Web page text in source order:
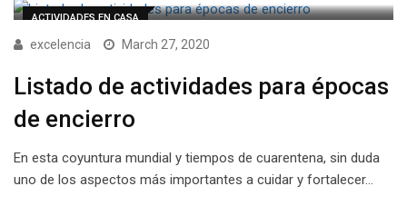
ACTIVIDADES EN CASA
excelencia March 27, 2020
Listado de actividades para épocas
de encierro
En esta coyuntura mundial y tiempos de cuarentena, sin duda
uno de los aspectos más importantes a cuidar y fortalecer…